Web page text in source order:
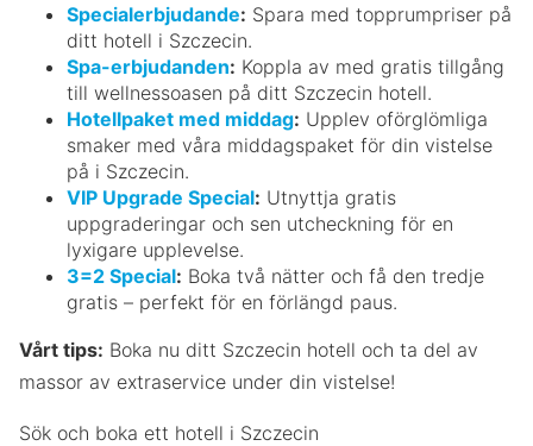
Specialerbjudande: Spara med topprumpriser på
ditt hotell i Szczecin.
Spa-erbjudanden: Koppla av med gratis tillgång
till wellnessoasen på ditt Szczecin hotell.
Hotellpaket med middag: Upplev oförglömliga
smaker med våra middagspaket för din vistelse
på i Szczecin.
VIP Upgrade Special: Utnyttja gratis
uppgraderingar och sen utcheckning för en
lyxigare upplevelse.
3=2 Special: Boka två nätter och få den tredje
gratis – perfekt för en förlängd paus.
Vårt tips: Boka nu ditt Szczecin hotell och ta del av
massor av extraservice under din vistelse!
Sök och boka ett hotell i Szczecin